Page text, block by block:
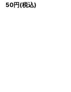
50円(税込)